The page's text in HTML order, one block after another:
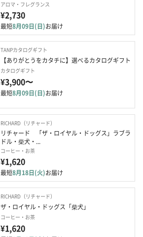
アロマ・フレグランス
¥2,730
最短8月09日(日)お届け
TANPカタログギフト
【ありがとうをカタチに】選べるカタログギフト
カタログギフト
¥3,900〜
最短8月09日(日)お届け
RICHARD（リチャード）
リチャード　「ザ・ロイヤル・ドッグス」ラブラ
ドル・柴犬・...
コーヒー・お茶
¥1,620
最短8月18日(火)お届け
RICHARD（リチャード）
ザ・ロイヤル・ドッグス「柴犬」
コーヒー・お茶
¥1,620